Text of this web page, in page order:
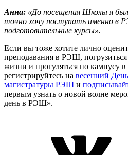
Анна: «До посещения Школы я
точно хочу поступать именно в
подготовительные курсы».
Если вы тоже хотите лично
преподавания в РЭШ, погрузиться
жизни и прогуляться по кампусу
регистрируйтесь на весенний
магистратуры РЭШ и
первым узнать о новой волне
день в РЭШ».